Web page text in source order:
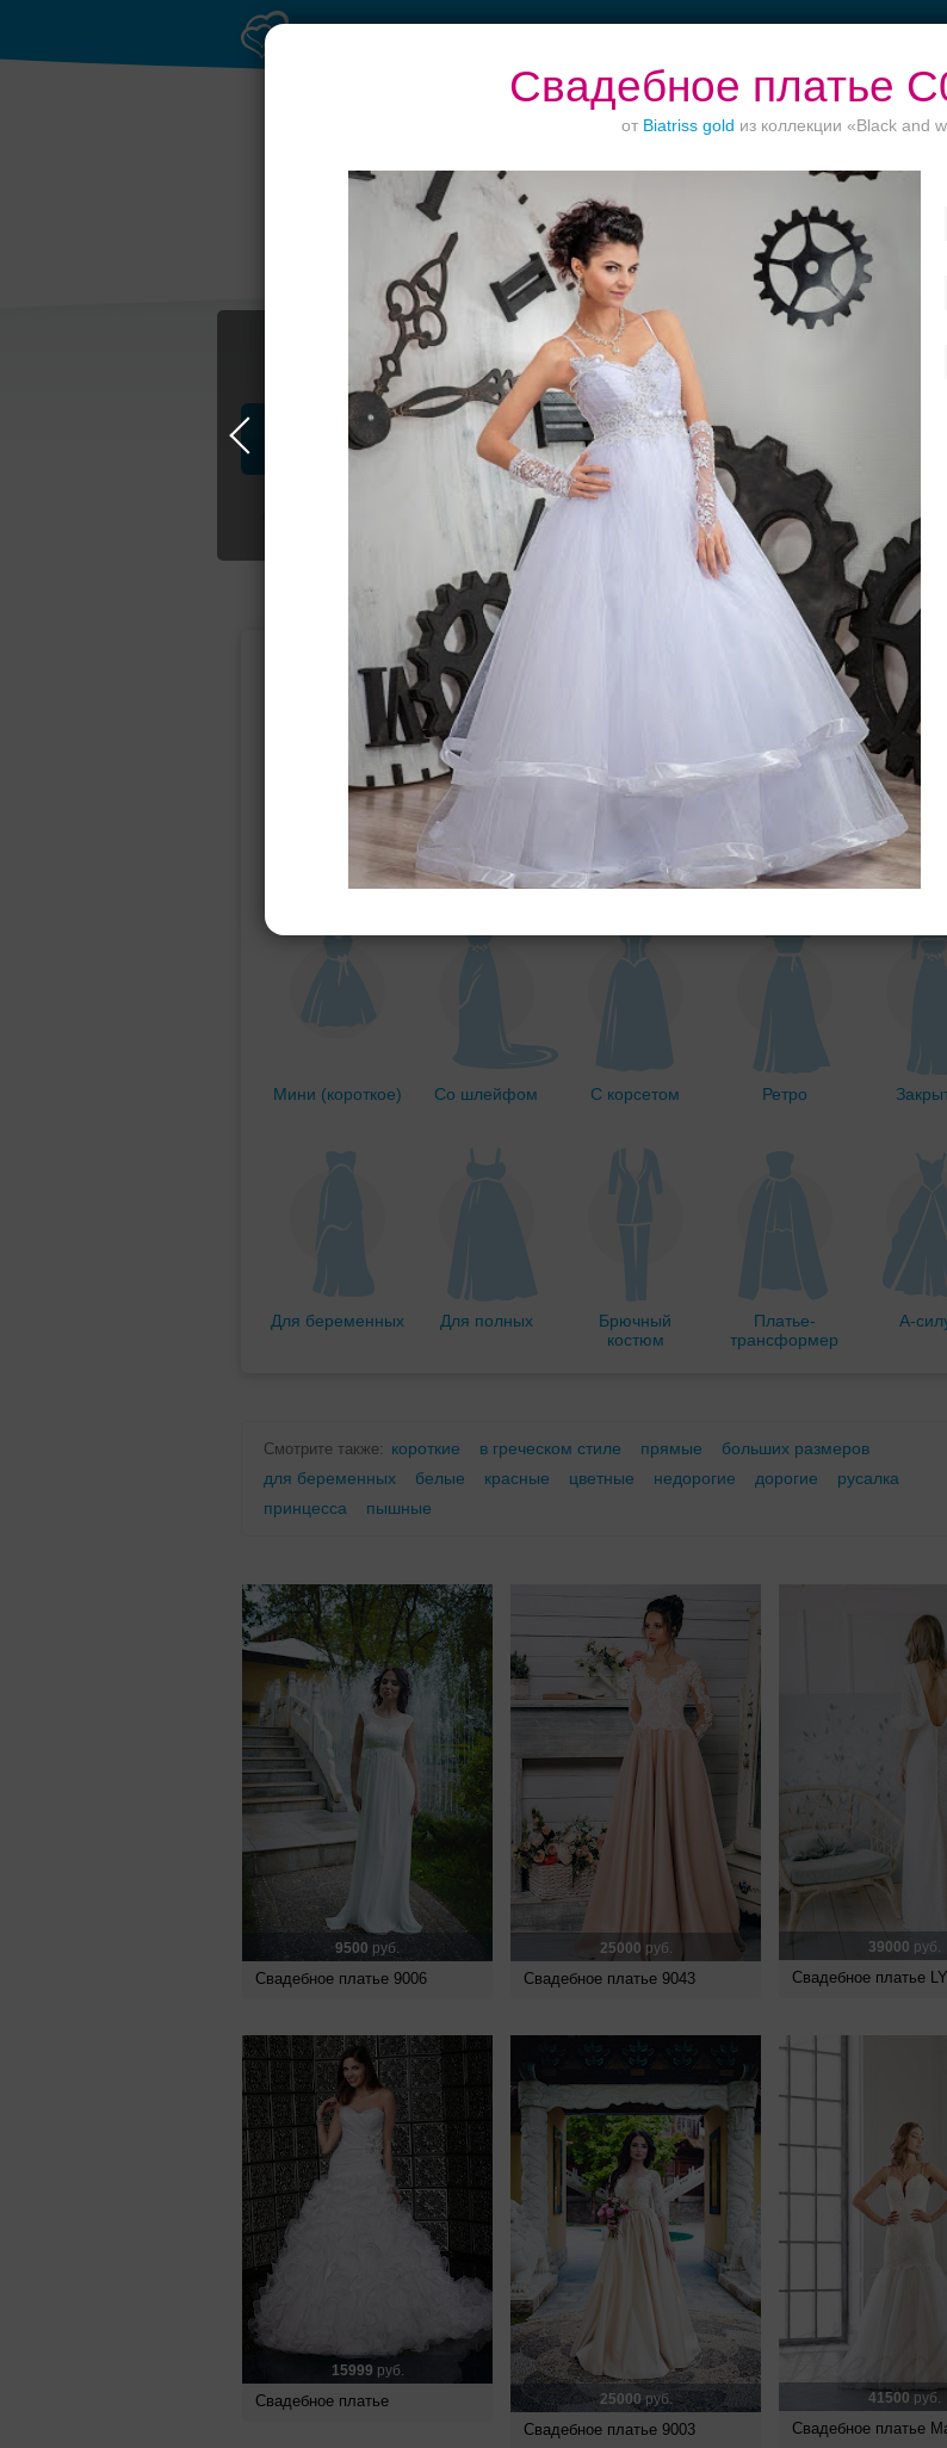
Свадебное платье
от Biatriss gold из коллекции «Black and
Банкет в отеле
Торжества за
городом
Профессионалы и услуги Свадебные платья Банкет
Свадебные платья
Подбор свадебного платья
(греческий)
Прямое Русалка Принцесса
Мини (короткое) Со шлейфом С корсетом Ретро
Для беременных Для полных
Брючный
костюм
Платье-
трансформер
А-
Смотрите также: короткие в греческом стиле прямые
больших размеров
для беременных
белые красные цветные недорогие дорогие
русалка
принцесса
пышные
9500 руб.
Свадебное платье 9006
25000 руб.
Свадебное платье 9043
39000 руб.
Свадебное платье
15999 руб.
Свадебное платье 25000руб.
Свадебное платье 9003
41500 руб.
Свадебное платье